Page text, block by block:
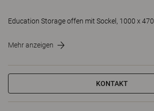
Education Storage offen mit Sockel, 1000 x 470
Mehr anzeigen
KONTAKT